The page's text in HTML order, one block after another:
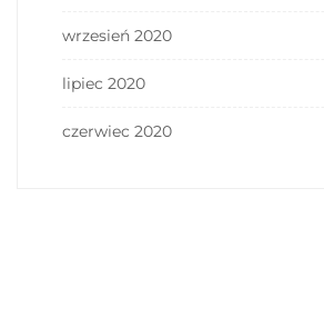
wrzesień 2020
lipiec 2020
czerwiec 2020